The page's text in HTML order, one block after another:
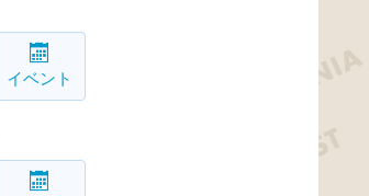
イベント